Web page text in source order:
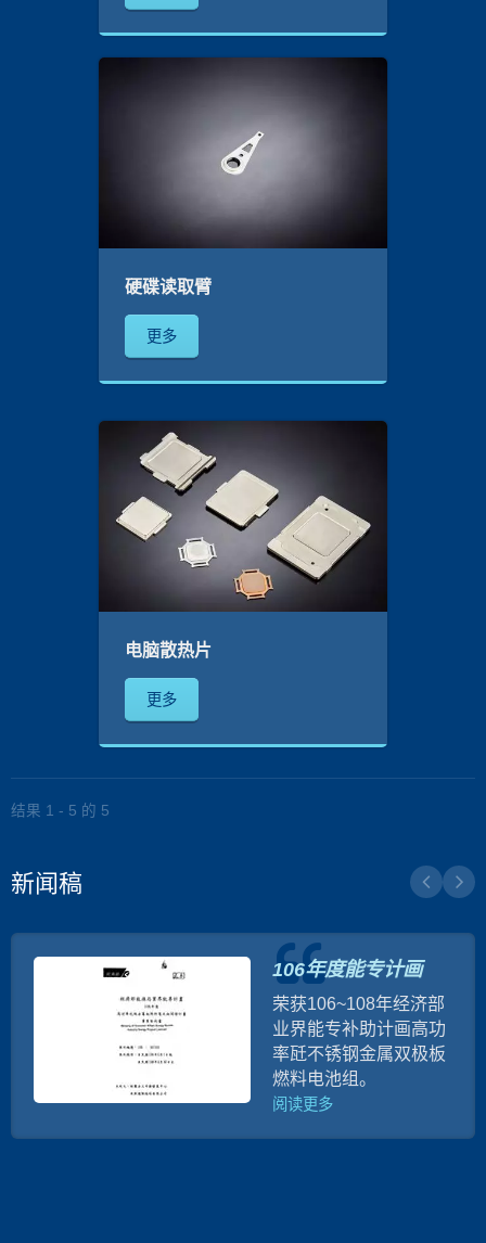
硬碟读取臂
更多
电脑散热片
更多
结果 1 - 5 的 5
新闻稿
106年度能专计画
荣获106~108年经济部
业界能专补助计画高功
率瓩不锈钢金属双极板
燃料电池组。
阅读更多